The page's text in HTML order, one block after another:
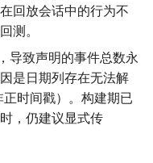
在回放会话中的行为不
测。
，导致声明的事件总数永
是日期列存在无法解
时间戳）。构建期已
，仍建议显式传